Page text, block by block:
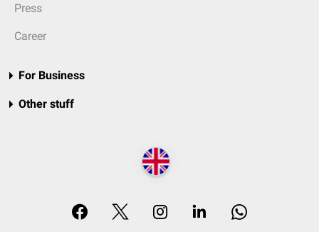
Press
Career
For Business
Other stuff